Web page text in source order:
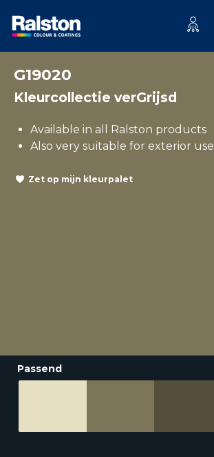
G19020
Kleurcollectie verGrijsd
Available in all Ralston products
Also very suitable for exterior use
Zet op mijn kleurpalet
Passend